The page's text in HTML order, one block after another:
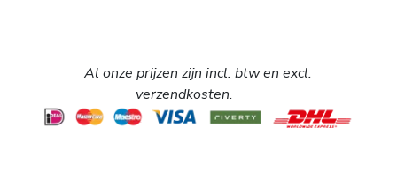
Al onze prijzen zijn incl. btw en excl.
verzendkosten.